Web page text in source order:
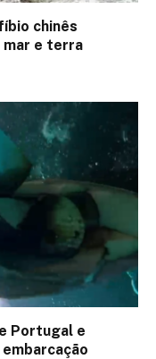
chinês
e terra
Portugal e